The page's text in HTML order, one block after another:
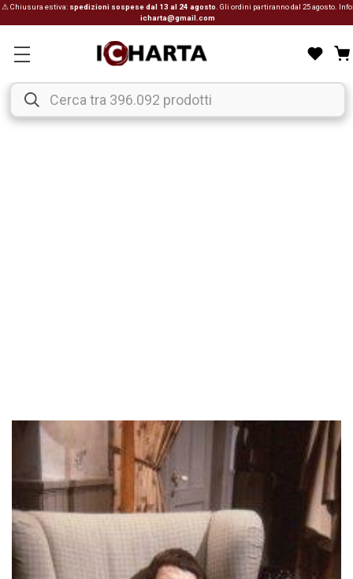
⚠ Chiusura estiva: spedizioni sospese dal 13 al 24 agosto . Gli ordini partiranno dal 25 agosto. Info:
icharta@gmail.com